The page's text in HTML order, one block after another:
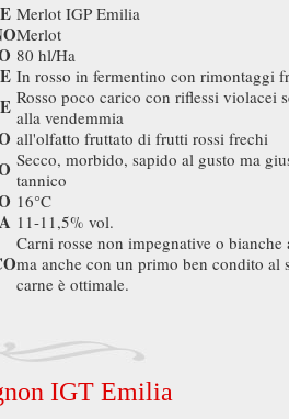
Merlot IGP Emilia
Merlot
80 hl/Ha
In rosso in fermentino con rimontaggi
Rosso poco carico con riflessi violacei
alla vendemmia
all'olfatto fruttato di frutti rossi frechi
Secco, morbido, sapido al gusto ma
tannico
16°C
11-11,5% vol.
Carni rosse non impegnative o
ma anche con un primo ben condito al
carne è ottimale.
IGT Emilia